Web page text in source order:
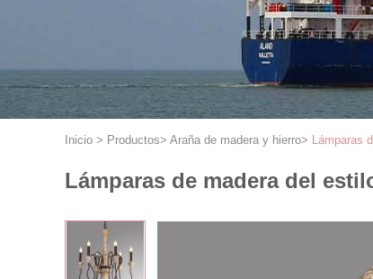
Inicio > Productos> Araña de madera y hierro> Lámparas
Lámparas de madera del